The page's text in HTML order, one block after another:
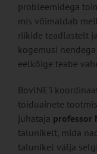
probleemidega
mis võimaldab
riikide teadlastelt
kogemusi
eelkõige teabe
BovINE’i
toiduainete
juhataja professor
talunikelt, mida
talunikel välja